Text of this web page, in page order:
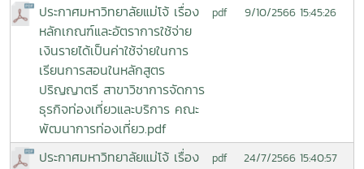
ประกาศมหาวิทยาลัยแม่โจ้ เรื่อง
หลักเกณฑ์และอัตราการใช้จ่าย
เงินรายได้เป็นค่าใช้จ่ายในการ
เรียนการสอนในหลักสูตร
ปริญญาตรี สาขาวิชาการจัดการ
ธุรกิจท่องเที่ยวและบริการ คณะ
พัฒนาการท่องเที่ยว.pdf
pdf 9/10/2566 15:45:26
ประกาศมหาวิทยาลัยแม่โจ้ เรื่อง
pdf 24/7/2566 15:40:57